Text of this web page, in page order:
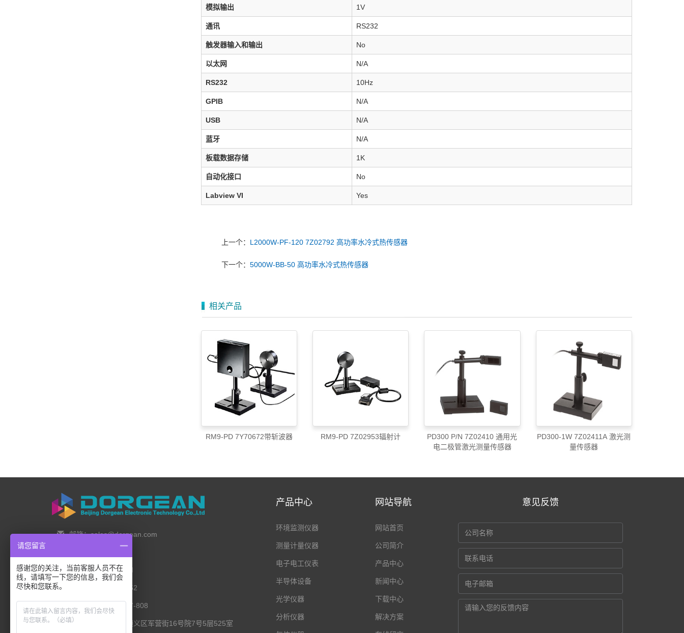
模拟输出 1V
通讯 RS232
触发器输入和输出 No
以太网 N/A
RS232 10Hz
GPIB N/A
USB N/A
蓝牙 N/A
板载数据存储 1K
自动化接口 No
Labview VI Yes
上一个： L2000W-PF-120 7Z02792 高功率水冷式热传感器
下一个： 5000W-BB-50 高功率水冷式热传感器
相关产品
RM9-PD 7Y70672带斩波器 RM9-PD 7Z02953辐射计
PD300 P/N 7Z02410 通用光
电二极管激光测量传感器
PD300-1W 7Z02411A 激光测
量传感器
邮箱：sales@dorgean.com
电话：0l0-5286777I
手机：138 1111 I452
传真：0I0-8235l027-808
联系地址：北京市顺义区军营街16号院7号5层525室
产品中心
环境监测仪器
测量计量仪器
电子电工仪表
半导体设备
光学仪器
分析仪器
网站导航
网站首页
公司简介
产品中心
新闻中心
下载中心
解决方案
意见反馈
请您留言
感谢您的关注，当前客服人员不在
线，请填写一下您的信息，我们会
尽快和您联系。